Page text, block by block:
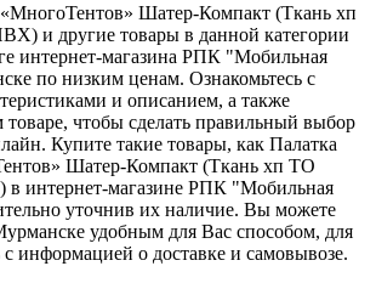
Шатер-Компакт (Ткань хп
и другие товары в данной категории
интернет-магазина РПК "Мобильная
по низким ценам. Ознакомьтесь с
и описанием, а также
чтобы сделать правильный выбор
Купите такие товары, как Палатка
Шатер-Компакт (Ткань хп ТО
интернет-магазине РПК "Мобильная
уточнив их наличие. Вы можете
удобным для Вас способом, для
с информацией о доставке и самовывозе.